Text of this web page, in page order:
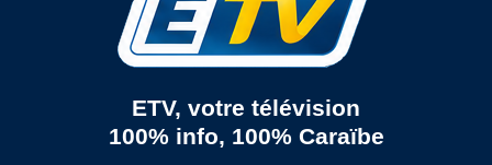
ETV, votre télévision
100% info, 100% Caraïbe